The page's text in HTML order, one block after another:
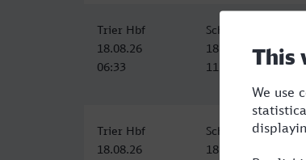
Trier Hbf
18.08.26
06:33
Schwäbisch Gmünd
18.08.26
11:01
Trier Hbf
18.08.26
Schwäbisch Gmünd
18.08.26